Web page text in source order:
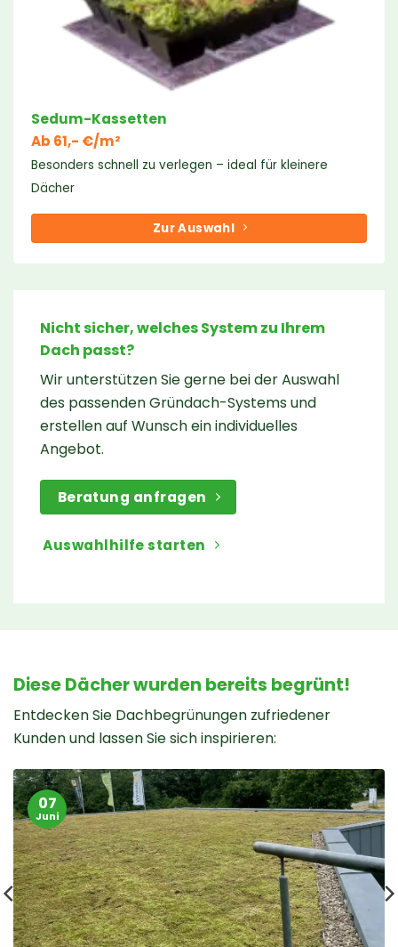
Sedum-Kassetten
Ab 61,- €/m²
Besonders schnell zu verlegen – ideal für kleinere
Dächer
Zur Auswahl
Nicht sicher, welches System zu Ihrem
Dach passt?
Wir unterstützen Sie gerne bei der Auswahl
des passenden Gründach-Systems und
erstellen auf Wunsch ein individuelles
Angebot.
Beratung anfragen
Auswahlhilfe starten
Diese Dächer wurden bereits begrünt!
Entdecken Sie Dachbegrünungen zufriedener
Kunden und lassen Sie sich inspirieren:
07
Juni